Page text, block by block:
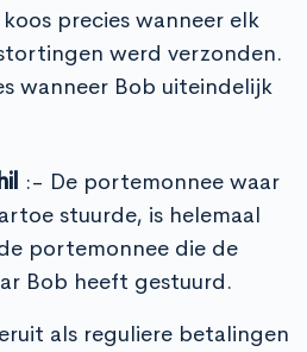
precies wanneer elk
werd verzonden.
wanneer Bob uiteindelijk
:- De portemonnee waar
stuurde, is helemaal
portemonnee die de
Bob heeft gestuurd.
als reguliere betalingen